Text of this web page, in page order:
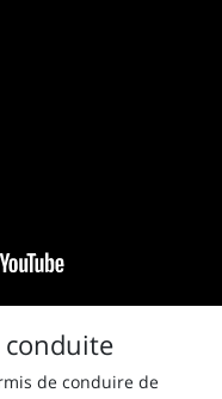
conduite
de conduire de